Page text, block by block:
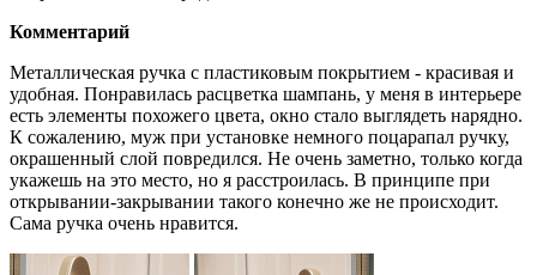
Комментарий
Металлическая ручка с пластиковым покрытием - красивая и
удобная. Понравилась расцветка шампань, у меня в интерьере
есть элементы похожего цвета, окно стало выглядеть нарядно.
К сожалению, муж при установке немного поцарапал ручку,
окрашенный слой повредился. Не очень заметно, только когда
укажешь на это место, но я расстроилась. В принципе при
открывании-закрывании такого конечно же не происходит.
Сама ручка очень нравится.